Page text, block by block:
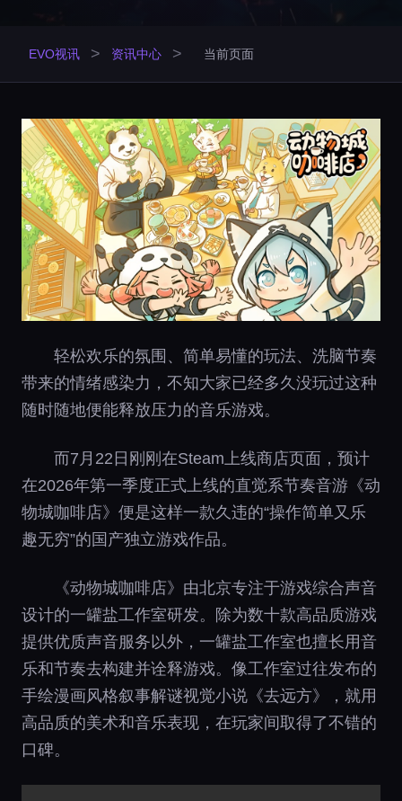
EVO视讯 > 资讯中心 > 当前页面
轻松欢乐的氛围、简单易懂的玩法、洗脑节奏
带来的情绪感染力，不知大家已经多久没玩过这种
随时随地便能释放压力的音乐游戏。
而7月22日刚刚在Steam上线商店页面，预计
在2026年第一季度正式上线的直觉系节奏音游《动
物城咖啡店》便是这样一款久违的“操作简单又乐
趣无穷”的国产独立游戏作品。
《动物城咖啡店》由北京专注于游戏综合声音
设计的一罐盐工作室研发。除为数十款高品质游戏
提供优质声音服务以外，一罐盐工作室也擅长用音
乐和节奏去构建并诠释游戏。像工作室过往发布的
手绘漫画风格叙事解谜视觉小说《去远方》，就用
高品质的美术和音乐表现，在玩家间取得了不错的
口碑。